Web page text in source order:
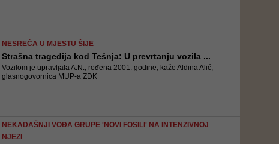
NESREĆA U MJESTU ŠIJE
Strašna tragedija kod Tešnja: U prevrtanju vozila ...
Vozilom je upravljala A.N., rođena 2001. godine, kaže Aldina Alić,
glasnogovornica MUP-a ZDK
NEKADAŠNJI VOĐA GRUPE 'NOVI FOSILI' NA INTENZIVNOJ
NJEZI